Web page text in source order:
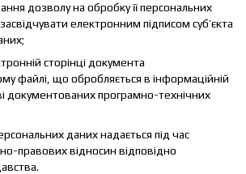
дозволу на обробку її персональних
електронним підписом суб’єкта
сторінці документа
файлі, що обробляється в інформаційній
документованих програмно-технічних
даних надається під час
правових відносин відповідно